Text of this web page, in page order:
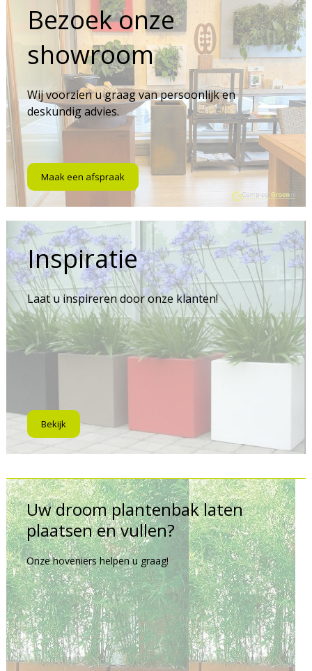
Bezoek onze
showroom
Wij voorzien u graag van persoonlijk en
deskundig advies.
Maak een afspraak
Inspiratie
Laat u inspireren door onze klanten!
Bekijk
Uw droom plantenbak laten
plaatsen en vullen?
Onze hoveniers helpen u graag!